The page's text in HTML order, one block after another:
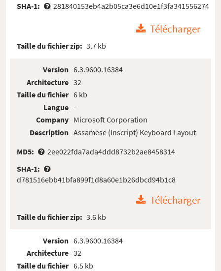
SHA-1:
281840153eb4a2b05ca3e6d10e1f3fa341556274
Télécharger
Taille du fichier zip: 3.7 kb
Version
Architecture
Taille du fichier
Langue
Company
Description
6.3.9600.16384
32
6 kb
-
Microsoft Corporation
Assamese (Inscript) Keyboard Layout
MD5:
2ee022fda7ada4ddd8732b2ae8458314
SHA-1:
d781516ebb41bfa899f1d8a60e1b26dbcd94b1c8
Télécharger
Taille du fichier zip: 3.6 kb
Version
Architecture
Taille du fichier
6.3.9600.16384
32
6.5 kb